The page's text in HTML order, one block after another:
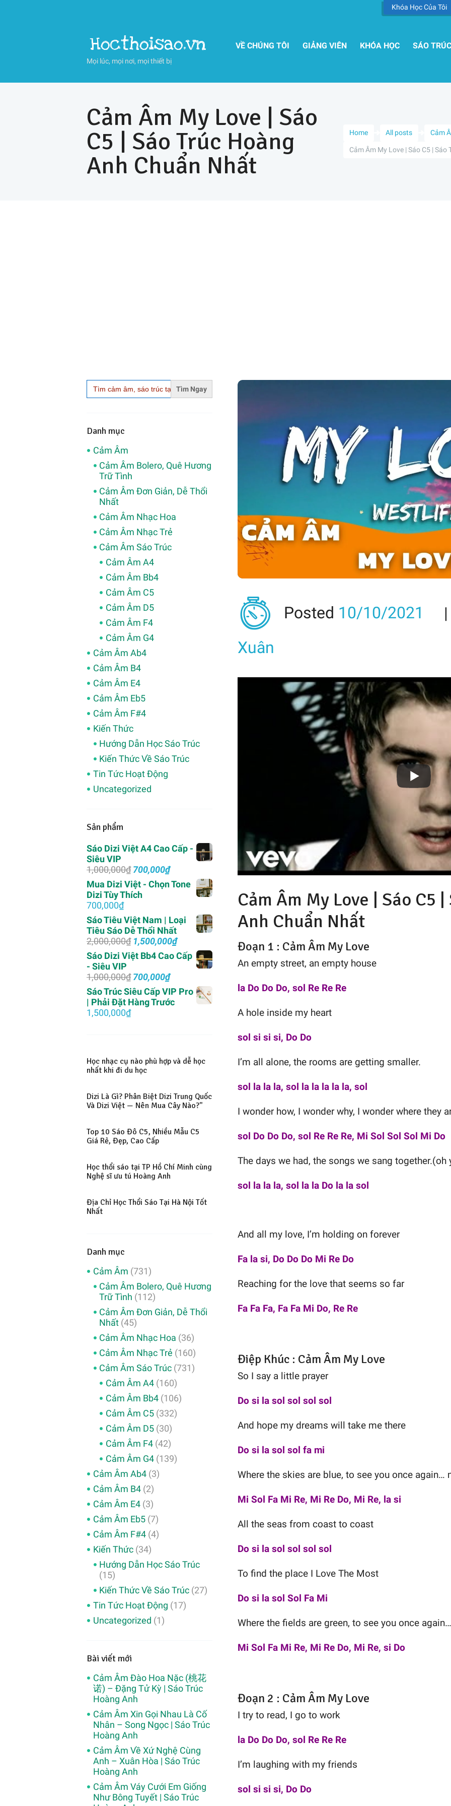
Khóa Học Của Tôi
Hocthoisao.vn
Mọi lúc, mọi nơi, mọi thiết bị
VỀ CHÚNG TÔI GIẢNG VIÊN KHÓA HỌC SÁO TRÚC
Home All posts Cảm
Cảm Âm My Love | Sáo C5 |
Cảm Âm My Love | Sáo
C5 | Sáo Trúc Hoàng
Anh Chuẩn Nhất
Posted 10/10/2021
Xuân
Cảm Âm My Love | Sáo C5 |
Anh Chuẩn Nhất
Đoạn 1 : Cảm Âm My Love
An empty street, an empty house
la Do Do Do, sol Re Re Re
A hole inside my heart
sol si si si, Do Do
I’m all alone, the rooms are getting smaller.
sol la la la, sol la la la la la, sol
I wonder how, I wonder why, I wonder where they
sol Do Do Do, sol Re Re Re, Mi Sol Sol Sol Mi Do
The days we had, the songs we sang together.(oh
sol la la la, sol la la Do la la sol
And all my love, I’m holding on forever
Fa la si, Do Do Do Mi Re Do
Reaching for the love that seems so far
Fa Fa Fa, Fa Fa Mi Do, Re Re
Điệp Khúc : Cảm Âm My Love
So I say a little prayer
Do si la sol sol sol sol
And hope my dreams will take me there
Do si la sol sol fa mi
Where the skies are blue, to see you once again…
Mi Sol Fa Mi Re, Mi Re Do, Mi Re, la si
All the seas from coast to coast
Do si la sol sol sol sol
To find the place I Love The Most
Do si la sol Sol Fa Mi
Where the fields are green, to see you once
Mi Sol Fa Mi Re, Mi Re Do, Mi Re, si Do
Đoạn 2 : Cảm Âm My Love
I try to read, I go to work
la Do Do Do, sol Re Re Re
I’m laughing with my friends
sol si si si, Do Do
Search
for:
Danh mục
Cảm Âm
Cảm Âm Bolero, Quê Hương
Trữ Tình
Cảm Âm Đơn Giản, Dễ Thổi
Nhất
Cảm Âm Nhạc Hoa
Cảm Âm Nhạc Trẻ
Cảm Âm Sáo Trúc
Cảm Âm A4
Cảm Âm Bb4
Cảm Âm C5
Cảm Âm D5
Cảm Âm F4
Cảm Âm G4
Cảm Âm Ab4
Cảm Âm B4
Cảm Âm E4
Cảm Âm Eb5
Cảm Âm F#4
Kiến Thức
Hướng Dẫn Học Sáo Trúc
Kiến Thức Về Sáo Trúc
Tin Tức Hoạt Động
Uncategorized
Sản phẩm
Sáo Dizi Việt A4 Cao Cấp -
Siêu VIP
1,000,000₫ Giá
gốc
là:
1,000,000₫.
700,000₫Giá
hiện
tại
Mua Dizi Việt - Chọn Tone
Dizi Tùy Thích
700,000₫
Sáo Tiêu Việt Nam | Loại
Tiêu Sáo Dễ Thổi Nhất
2,000,000₫ Giá
gốc
là:
2,000,000₫.
1,500,000₫Giá
hiện
tại
Sáo Dizi Việt Bb4 Cao Cấp
- Siêu VIP
1,000,000₫ Giá
gốc
là:
1,000,000₫.
700,000₫Giá
hiện
tại
là:
Sáo Trúc Siêu Cấp VIP Pro
| Phải Đặt Hàng Trước
1,500,000₫
Học nhạc cụ nào phù hợp và dễ học
nhất khi đi du học
Dizi Là Gì? Phân Biệt Dizi Trung Quốc
Và Dizi Việt — Nên Mua Cây Nào?"
Top 10 Sáo Đô C5, Nhiều Mẫu C5
Giá Rẻ, Đẹp, Cao Cấp
Học thổi sáo tại TP Hồ Chí Minh cùng
Nghệ sĩ ưu tú Hoàng Anh
Địa Chỉ Học Thổi Sáo Tại Hà Nội Tốt
Nhất
Danh mục
Cảm Âm (731)
Cảm Âm Bolero, Quê Hương
Trữ Tình (112)
Cảm Âm Đơn Giản, Dễ Thổi
Nhất (45)
Cảm Âm Nhạc Hoa (36)
Cảm Âm Nhạc Trẻ (160)
Cảm Âm Sáo Trúc (731)
Cảm Âm A4(160)
Cảm Âm Bb4(106)
Cảm Âm C5(332)
Cảm Âm D5(30)
Cảm Âm F4(42)
Cảm Âm G4(139)
Cảm Âm Ab4(3)
Cảm Âm B4(2)
Cảm Âm E4(3)
Cảm Âm Eb5(7)
Cảm Âm F#4(4)
Kiến Thức(34)
Hướng Dẫn Học Sáo Trúc
(15)
Kiến Thức Về Sáo Trúc (27)
Tin Tức Hoạt Động (17)
Uncategorized (1)
Bài viết mới
Cảm Âm Đào Hoa Nặc (桃花
诺) – Đặng Tử Kỳ | Sáo Trúc
Hoàng Anh
Cảm Âm Xin Gọi Nhau Là Cố
Nhân – Song Ngọc | Sáo Trúc
Hoàng Anh
Cảm Âm Về Xứ Nghệ Cùng
Anh – Xuân Hòa | Sáo Trúc
Hoàng Anh
Cảm Âm Váy Cưới Em Giống
Như Bông Tuyết | Sáo Trúc